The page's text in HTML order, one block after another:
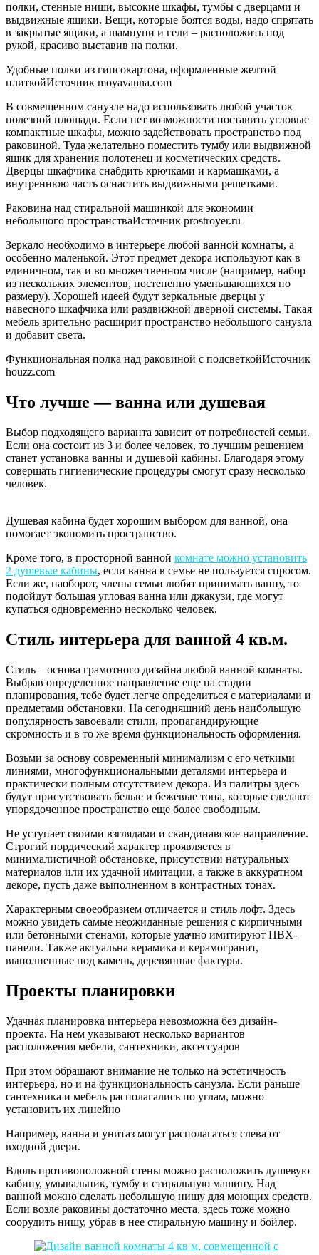
полки, стенные ниши, высокие шкафы, тумбы с дверцами и
выдвижные ящики. Вещи, которые боятся воды, надо спрятать
в закрытые ящики, а шампуни и гели – расположить под
рукой, красиво выставив на полки.
Удобные полки из гипсокартона, оформленные желтой
плиткойИсточник moyavanna.com
В совмещенном санузле надо использовать любой участок
полезной площади. Если нет возможности поставить угловые
компактные шкафы, можно задействовать пространство под
раковиной. Туда желательно поместить тумбу или выдвижной
ящик для хранения полотенец и косметических средств.
Дверцы шкафчика снабдить крючками и кармашками, а
внутреннюю часть оснастить выдвижными решетками.
Раковина над стиральной машинкой для экономии
небольшого пространстваИсточник prostroyer.ru
Зеркало необходимо в интерьере любой ванной комнаты, а
особенно маленькой. Этот предмет декора используют как в
единичном, так и во множественном числе (например, набор
из нескольких элементов, постепенно уменьшающихся по
размеру). Хорошей идеей будут зеркальные дверцы у
навесного шкафчика или раздвижной дверной системы. Такая
мебель зрительно расширит пространство небольшого санузла
и добавит света.
Функциональная полка над раковиной с подсветкойИсточник
houzz.com
Что лучше — ванна или душевая
Выбор подходящего варианта зависит от потребностей семьи.
Если она состоит из 3 и более человек, то лучшим решением
станет установка ванны и душевой кабины. Благодаря этому
совершать гигиенические процедуры смогут сразу несколько
человек.
Душевая кабина будет хорошим выбором для ванной, она
помогает экономить пространство.
Кроме того, в просторной ванной комнате можно установить
2 душевые кабины, если ванна в семье не пользуется спросом.
Если же, наоборот, члены семьи любят принимать ванну, то
подойдут большая угловая ванна или джакузи, где могут
купаться одновременно несколько человек.
Стиль интерьера для ванной 4 кв.м.
Стиль – основа грамотного дизайна любой ванной комнаты.
Выбрав определенное направление еще на стадии
планирования, тебе будет легче определиться с материалами и
предметами обстановки. На сегодняшний день наибольшую
популярность завоевали стили, пропагандирующие
скромность и в то же время функциональность оформления.
Возьми за основу современный минимализм с его четкими
линиями, многофункциональными деталями интерьера и
практически полным отсутствием декора. Из палитры здесь
будут присутствовать белые и бежевые тона, которые сделают
упорядоченное пространство еще более свободным.
Не уступает своими взглядами и скандинавское направление.
Строгий нордический характер проявляется в
минималистичной обстановке, присутствии натуральных
материалов или их удачной имитации, а также в аккуратном
декоре, пусть даже выполненном в контрастных тонах.
Характерным своеобразием отличается и стиль лофт. Здесь
можно увидеть самые неожиданные решения с кирпичными
или бетонными стенами, которые удачно имитируют ПВХ-
панели. Также актуальна керамика и керамогранит,
выполненные под камень, деревянные фактуры.
Проекты планировки
Удачная планировка интерьера невозможна без дизайн-
проекта. На нем указывают несколько вариантов
расположения мебели, сантехники, аксессуаров
При этом обращают внимание не только на эстетичность
интерьера, но и на функциональность санузла. Если раньше
сантехника и мебель располагались по углам, можно
установить их линейно
Например, ванна и унитаз могут располагаться слева от
входной двери.
Вдоль противоположной стены можно расположить душевую
кабину, умывальник, тумбу и стиральную машину. Над
ванной можно сделать небольшую нишу для моющих средств.
Если возле раковины достаточно места, здесь тоже можно
соорудить нишу, убрав в нее стиральную машину и бойлер.